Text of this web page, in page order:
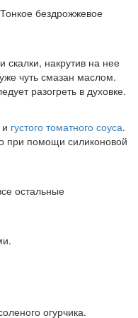
бездрожжевое
накрутив на нее
чуть смазан маслом.
разогреть в духовке.
и густого томатного соуса.
при помощи силиконовой
остальные
огурчика.